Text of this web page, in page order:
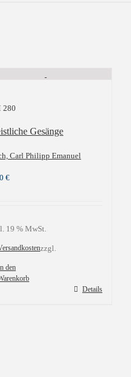
280
Gesänge
Carl Philipp Emanuel
€
19 % MwSt.
zzgl.
den
Details